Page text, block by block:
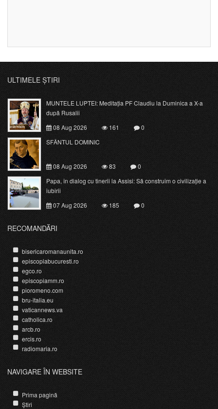
ULTIMELE ȘTIRI
MUNTELE LUPTEI: Meditația PF Claudiu la Duminica a X-a
după Rusalii
08 Aug 2026
161
0
SFÂNTUL DOMINIC
08 Aug 2026 83
0
Papa, în dialog cu tinerii la Assisi: Să construim o civilizație a
iubirii
07 Aug 2026
185 0
RECOMANDĂRI
bisericaromanaunita.ro
episcopiabucuresti.ro
egco.ro
episcopiamm.ro
pioromeno.com
bru-italia.eu
vaticannews.va
catholica.ro
arcb.ro
ercis.ro
radiomaria.ro
NAVIGARE ÎN WEBSITE
Prima pagină
Știri